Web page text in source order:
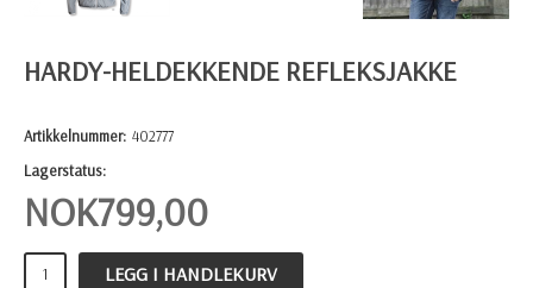
HARDY-HELDEKKENDE REFLEKSJAKKE
Artikkelnummer: 402777
Lagerstatus:
NOK799,00
LEGG I HANDLEKURV